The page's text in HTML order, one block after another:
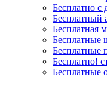
Бесплатно с
Бесплатный
Бесплатная
Бесплатные
Бесплатные
Бесплатно!
Бесплатные